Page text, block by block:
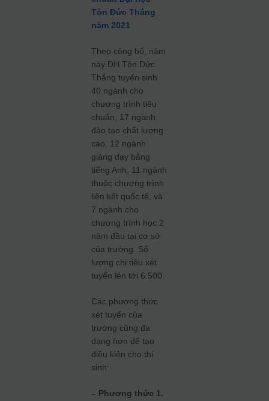
Tôn Đức Thắng
năm 2021
Theo công bố, năm
này ĐH Tôn Đức
Thắng tuyển sinh
40 ngành cho
chương trình tiêu
chuẩn, 17 ngành
đào tạo chất lượng
cao, 12 ngành
giảng dạy bằng
tiếng Anh, 11 ngành
thuộc chương trình
liên kết quốc tế, và
7 ngành cho
chương trình học 2
năm đầu tại cơ sở
của trường. Số
lượng chi tiêu xét
tuyển lên tới 6.500.
Các phương thức
xét tuyển của
trường cũng đa
dạng hơn để tạo
điều kiện cho thí
sinh:
– Phương thức 1.